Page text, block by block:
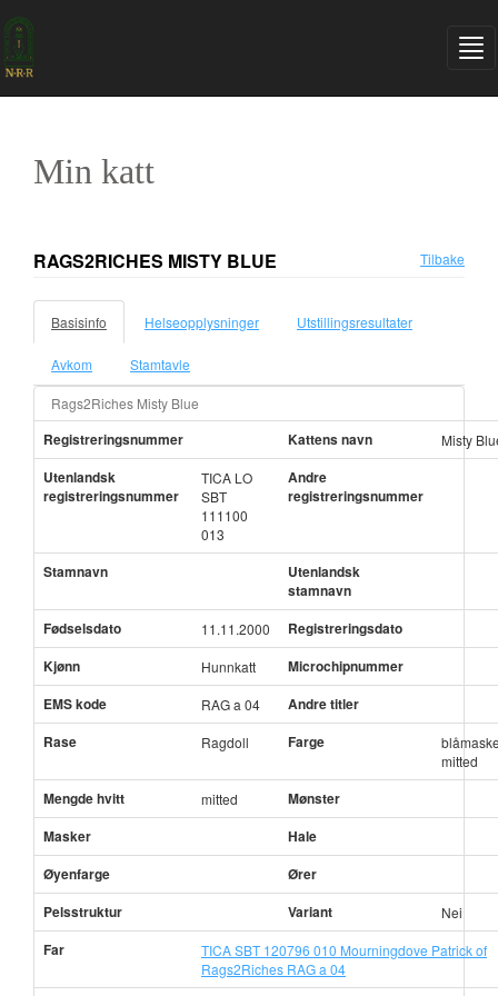
Min katt
RAGS2RICHES MISTY BLUE Tilbake
Basisinfo Helseopplysninger Utstillingsresultater
Avkom Stamtavle
Rags2Riches Misty Blue
Registreringsnummer Kattens navn Misty
Utenlandsk
registreringsnummer
TICA LO
SBT
111100
013
Andre
registreringsnummer
Stamnavn
Utenlandsk
stamnavn
Fødselsdato
11.11.2000
Registreringsdato
Kjønn
Hunnkatt
Microchipnummer
EMS kode
RAG a 04
Andre titler
Rase
Ragdoll Farge
mitted
Mengde hvitt mitted
Mønster
Masker
Hale
Øyenfarge
Ører
Pelsstruktur
Variant Nei
Far
TICA SBT 120796 010 Mourningdove Patrick of
Rags2Riches RAG a 04